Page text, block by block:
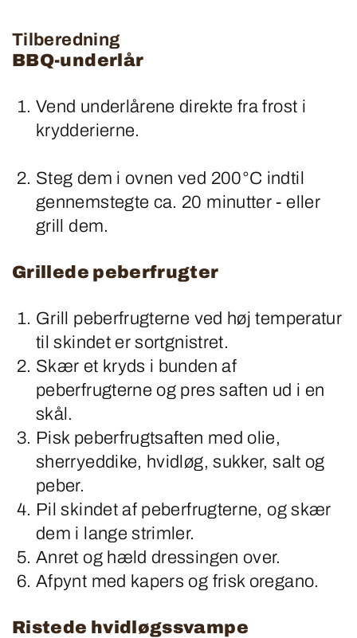
Tilberedning
BBQ-underlår
Vend underlårene direkte fra frost i
krydderierne.
Steg dem i ovnen ved 200°C indtil
gennemstegte ca. 20 minutter - eller
grill dem.
Grillede peberfrugter
Grill peberfrugterne ved høj temperatur
til skindet er sortgnistret.
Skær et kryds i bunden af
peberfrugterne og pres saften ud i en
skål.
Pisk peberfrugtsaften med olie,
sherryeddike, hvidløg, sukker, salt og
peber.
Pil skindet af peberfrugterne, og skær
dem i lange strimler.
Anret og hæld dressingen over.
Afpynt med kapers og frisk oregano.
Ristede hvidløgssvampe